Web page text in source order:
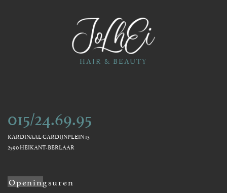
HAIR & BEAUTY
015/24.69.95
KARDINAAL CARDIJNPLEIN 13
2590 HEIKANT-BERLAAR
Openingsuren